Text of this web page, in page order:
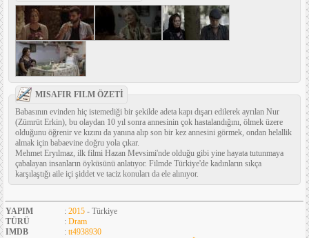
MISAFIR FILM ÖZETİ
Babasının evinden hiç istemediği bir şekilde adeta kapı dışarı edilerek ayrılan Nur
(Zümrüt Erkin), bu olaydan 10 yıl sonra annesinin çok hastalandığını, ölmek üzere
olduğunu öğrenir ve kızını da yanına alıp son bir kez annesini görmek, ondan helallik
almak için babaevine doğru yola çıkar.
Mehmet Eryılmaz, ilk filmi Hazan Mevsimi'nde olduğu gibi yine hayata tutunmaya
çabalayan insanların öyküsünü anlatıyor. Filmde Türkiye'de kadınların sıkça
karşılaştığı aile içi şiddet ve taciz konuları da ele alınıyor.
YAPIM : 2015 - Türkiye
TÜRÜ
: Dram
IMDB
: tt4938930